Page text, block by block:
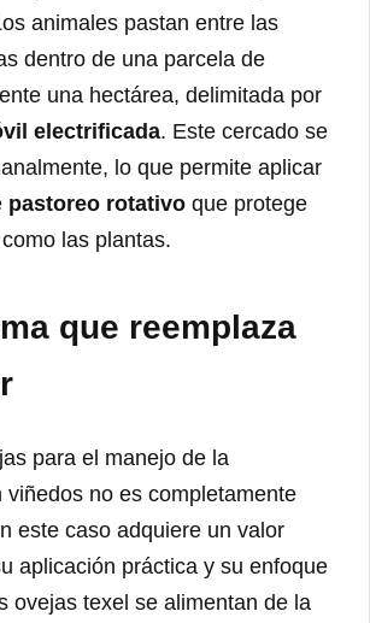
animales pastan entre las
dentro de una parcela de
una hectárea, delimitada por
electrificada. Este cercado se
lo que permite aplicar
pastoreo rotativo que protege
las plantas.
que reemplaza
para el manejo de la
viñedos no es completamente
este caso adquiere un valor
aplicación práctica y su enfoque
ovejas texel se alimentan de la